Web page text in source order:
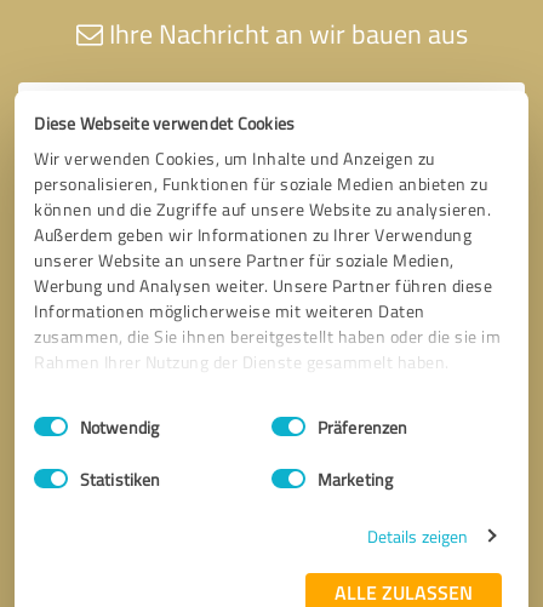
Diese Webseite verwendet Cookies
Wir verwenden Cookies, um Inhalte und Anzeigen zu
personalisieren, Funktionen für soziale Medien anbieten zu
können und die Zugriffe auf unsere Website zu analysieren.
Außerdem geben wir Informationen zu Ihrer Verwendung
unserer Website an unsere Partner für soziale Medien,
Werbung und Analysen weiter. Unsere Partner führen diese
Informationen möglicherweise mit weiteren Daten
zusammen, die Sie ihnen bereitgestellt haben oder die sie im
Rahmen Ihrer Nutzung der Dienste gesammelt haben.
Impressum Datenschutzbestimmungen
Einwilligungsauswahl
Notwendig Präferenzen
Statistiken Marketing
Details zeigen
ALLE ZULASSEN
Ihre Nachricht an wir bauen aus
* Erforderliche Angaben